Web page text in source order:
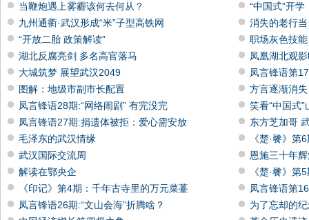
当鞭炮遇上雾霾该何去何从？
九州通衢·武汉形成“米”子型高铁网
“开放二胎 政策解读”
湖北反腐亮剑 多名高官落马
大城筑梦 展望武汉2049
图解：地级市副市长配置
凤言锋语28期:“网络闹剧” 有完没完
凤言锋语27期:捐遗体被拒：爱心需安放
毛泽东的武汉情缘
武汉国际交流周
解读在鄂央企
《印记》第4期：千年古寺里的万元菜薹
凤言锋语26期:“文山会海”折腾啥？
“中国式”开学
消失的老行当
职场灰色技能
凤凰湖北观
凤言锋语第
方言逐渐消
笑看“中国式”
东方芝加哥
《楚·餮》
恩施三十年
《楚·餮》第
凤言锋语第
为了忘却的